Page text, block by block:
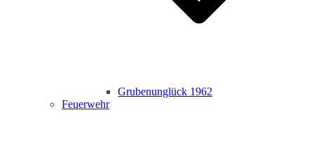
Grubenunglück 1962
Feuerwehr